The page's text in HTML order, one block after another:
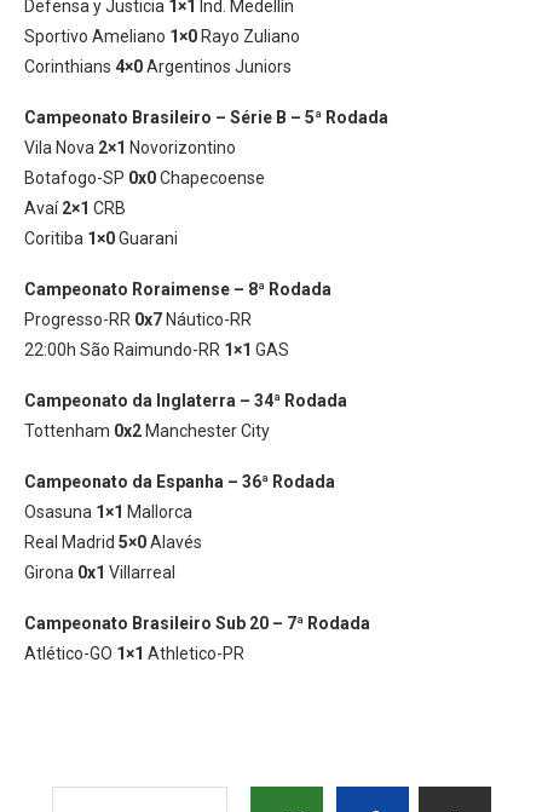
Defensa y Justicia 1×1 Ind. Medellín
Sportivo Ameliano 1×0 Rayo Zuliano
Corinthians 4×0Argentinos Juniors
Campeonato Brasileiro – Série B – 5ª Rodada
Vila Nova 2×1 Novorizontino
Botafogo-SP 0x0Chapecoense
Avaí2×1 CRB
Coritiba 1×0Guarani
Campeonato Roraimense – 8ª Rodada
Progresso-RR 0x7 Náutico-RR
22:00h São Raimundo-RR 1×1 GAS
Campeonato da Inglaterra – 34ª Rodada
Tottenham 0x2 Manchester City
Campeonato da Espanha – 36ª Rodada
Osasuna 1×1 Mallorca
Real Madrid 5×0Alavés
Girona 0x1 Villarreal
Campeonato Brasileiro Sub 20 – 7ª Rodada
Atlético-GO 1×1 Athletico-PR